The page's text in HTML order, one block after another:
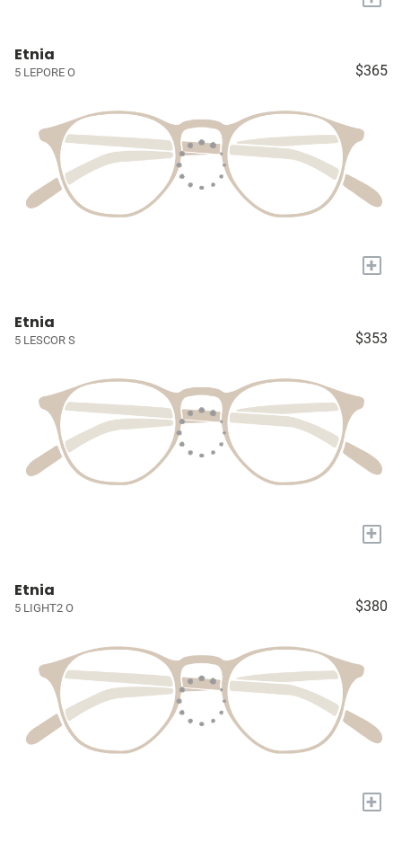
Etnia
5 LEPORE O $365
+
Etnia
5 LESCOR S $353
+
Etnia
5 LIGHT2 O $380
+